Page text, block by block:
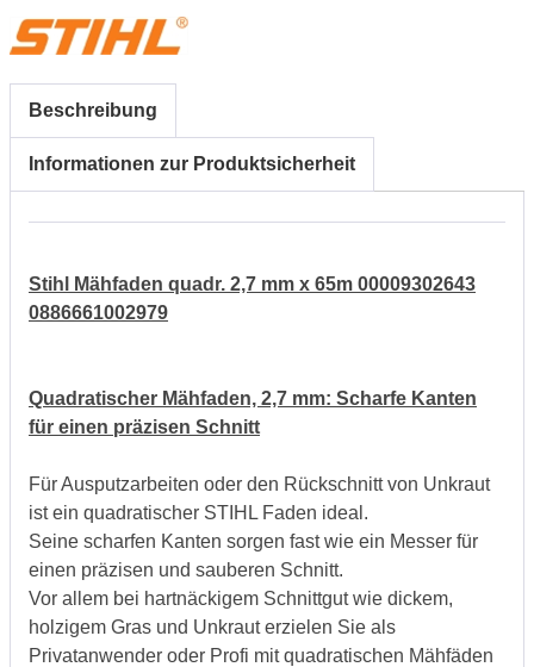
Beschreibung
Informationen zur Produktsicherheit
Stihl Mähfaden quadr. 2,7 mm x 65m 00009302643
0886661002979
Quadratischer Mähfaden, 2,7 mm: Scharfe Kanten
für einen präzisen Schnitt
Für Ausputzarbeiten oder den Rückschnitt von Unkraut
ist ein quadratischer STIHL Faden ideal.
Seine scharfen Kanten sorgen fast wie ein Messer für
einen präzisen und sauberen Schnitt.
Vor allem bei hartnäckigem Schnittgut wie dickem,
holzigem Gras und Unkraut erzielen Sie als
Privatanwender oder Profi mit quadratischen Mähfäden